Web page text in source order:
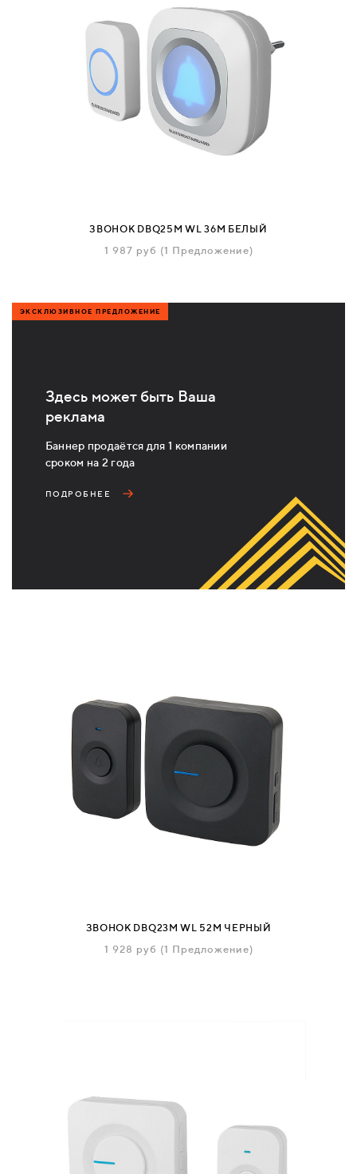
ЗВОНОК DBQ25M WL 36M БЕЛЫЙ
1 987 руб (1 Предложение)
ЭКСКЛЮЗИВНОЕ ПРЕДЛОЖЕНИЕ
Здесь может быть Ваша
реклама
Баннер продаётся для 1 компании
сроком на 2 года
ПОДРОБНЕЕ
ЗВОНОК DBQ23M WL 52M ЧЕРНЫЙ
1 928 руб (1 Предложение)